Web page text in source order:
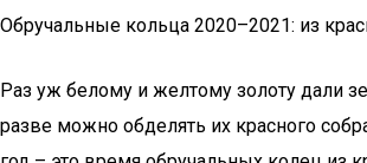
Обручальные кольца 2020–2021: из
Раз уж бело­му и жел­то­му золо­ту дали
раз­ве мож­но обде­лять их крас­но­го